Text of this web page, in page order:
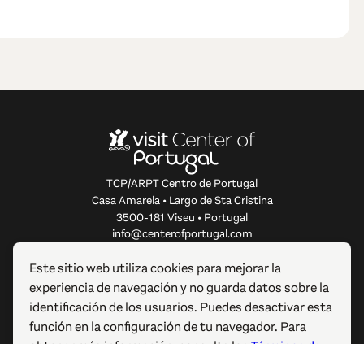
TCP/ARPT Centro de Portugal
Casa Amarela • Largo de Sta Cristina
3500-181 Viseu • Portugal
info@centerofportugal.com
SOBRE ESTE SITIO WEB
ENLACES ÚTILES
Este sitio web utiliza cookies para mejorar la
experiencia de navegación y no guarda datos sobre la
identificación de los usuarios. Puedes desactivar esta
función en la configuración de tu navegador. Para